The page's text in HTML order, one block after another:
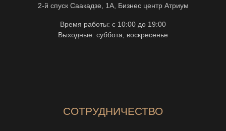
2-й спуск Саакадзе, 1А, Бизнес центр Атриум
Время работы: с 10:00 до 19:00
Выходные: суббота, воскресенье
СОТРУДНИЧЕСТВО